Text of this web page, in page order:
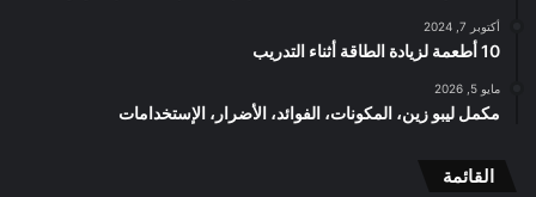
أكتوبر 7, 2024
10 أطعمة لزيادة الطاقة أثناء التدريب
مايو 5, 2026
مكمل ليبو زين، المكونات، الفوائد، الأضرار، الإستخدامات
القائمة